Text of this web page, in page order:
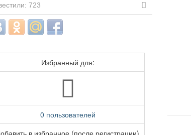
723
Избранный для:
0 пользователей
в избранное (после регистрации)